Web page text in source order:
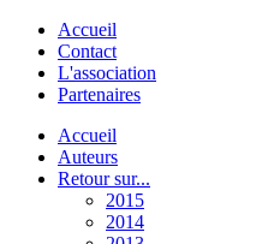
Accueil
Contact
L'association
Partenaires
Accueil
Auteurs
Retour sur...
2015
2014